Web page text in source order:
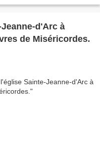
d'Arc à
de Miséricordes.